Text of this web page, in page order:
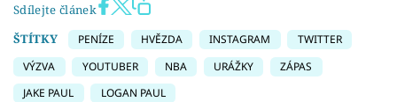
Sdílejte článek
ŠTÍTKY
PENÍZE HVĚZDA INSTAGRAM
TWITTER
VÝZVA
YOUTUBER NBA URÁŽKY
ZÁPAS
JAKE PAUL
LOGAN PAUL